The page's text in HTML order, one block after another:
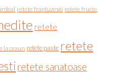
retete frantuzesti retete fructe
retete
la ceaun retete paste retete
retete sanatoase